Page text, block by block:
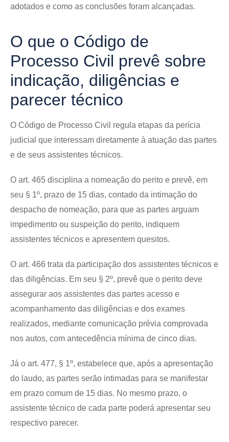
adotados e como as conclusões foram alcançadas.
O que o Código de
Processo Civil prevê sobre
indicação, diligências e
parecer técnico
O Código de Processo Civil regula etapas da perícia
judicial que interessam diretamente à atuação das partes
e de seus assistentes técnicos.
O art. 465 disciplina a nomeação do perito e prevê, em
seu § 1º, prazo de 15 dias, contado da intimação do
despacho de nomeação, para que as partes arguam
impedimento ou suspeição do perito, indiquem
assistentes técnicos e apresentem quesitos.
O art. 466 trata da participação dos assistentes técnicos e
das diligências. Em seu § 2º, prevê que o perito deve
assegurar aos assistentes das partes acesso e
acompanhamento das diligências e dos exames
realizados, mediante comunicação prévia comprovada
nos autos, com antecedência mínima de cinco dias.
Já o art. 477, § 1º, estabelece que, após a apresentação
do laudo, as partes serão intimadas para se manifestar
em prazo comum de 15 dias. No mesmo prazo, o
assistente técnico de cada parte poderá apresentar seu
respectivo parecer.